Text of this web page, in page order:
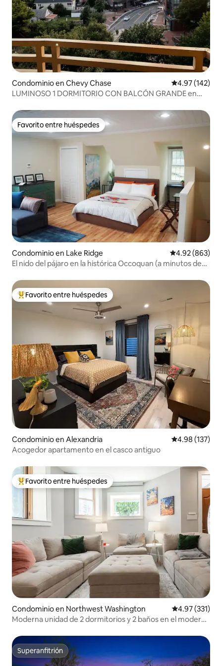
Condominio en Chevy Chase Calificación
4.97 (142)
LUMINOSO 1 DORMITORIO CON BALCÓN GRANDE en
Favorito entre huéspedes
Favorito entre huéspedes
Condominio en Lake Ridge Calificación
4.92 (863)
El nido del pájaro en la histórica Occoquan (a minutos de
De los mejores en Favorito entre huéspedes
Favorito entre huéspedes
Condominio en Alexandria Calificación
4.98 (137)
Acogedor apartamento en el casco antiguo
De los mejores en Favorito entre huéspedes
Favorito entre huéspedes
Condominio en Northwest Washington Calificación
4.97 (331)
Moderna unidad de 2 dormitorios y 2 baños en el moderno
Superanfitrión
Superanfitrión